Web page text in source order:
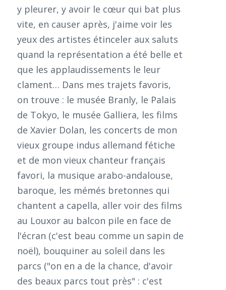
y pleurer, y avoir le cœur qui bat plus
vite, en causer après, j'aime voir les
yeux des artistes étinceler aux saluts
quand la représentation a été belle et
que les applaudissements le leur
clament… Dans mes trajets favoris,
on trouve : le musée Branly, le Palais
de Tokyo, le musée Galliera, les films
de Xavier Dolan, les concerts de mon
vieux groupe indus allemand fétiche
et de mon vieux chanteur français
favori, la musique arabo-andalouse,
baroque, les mémés bretonnes qui
chantent a capella, aller voir des films
au Louxor au balcon pile en face de
l'écran (c'est beau comme un sapin de
noël), bouquiner au soleil dans les
parcs ("on en a de la chance, d'avoir
des beaux parcs tout près" : c'est